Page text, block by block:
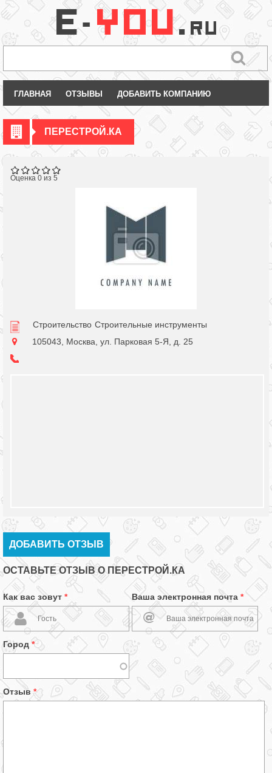
ГЛАВНАЯ ОТЗЫВЫ ДОБАВИТЬ КОМПАНИЮ
ПЕРЕСТРОЙ.КА
Оценка 0 из 5
Строительство Строительные инструменты
105043, Москва, ул. Парковая 5-Я, д. 25
ДОБАВИТЬ ОТЗЫВ
ОСТАВЬТЕ ОТЗЫВ О ПЕРЕСТРОЙ.КА
Как вас зовут * Ваша электронная почта *
Город *
Отзыв *